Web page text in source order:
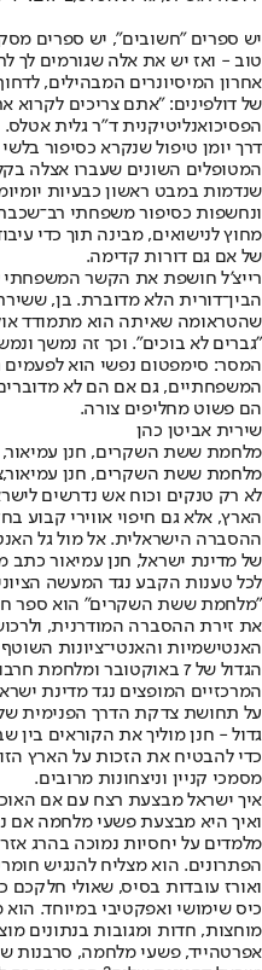
יש ספרים "חשובים", יש ספרים
טוב - ואז יש את אלה שגורמים לך
אחרון המיסיונרים המבהילים,
של דולפינים: "אתם צריכים לקרוא
הפסיכואנליטיקנית ד"ר גלית אטלס.
דרך יומן טיפול שנקרא כסיפור
המטופלים השונים שעברו אצלה
שנדמות במבט ראשון כבעיות
ונחשפות כסיפור משפחתי
מחוץ לנישואים, מבינה תוך כדי
של אם גם דורות קדימה.
רייצ'ל חושפת את הקשר
הבין־דורית הלא מדוברת. בן,
שהטראומה שאיתה הוא מתמודד
"גברים לא בוכים". וכך זה נמשך
המסר: סימפטום נפשי הוא לפעמים
המשפחתיים, גם אם הם לא
הם פשוט מחליפים צורה.
שירית אביטן כהן
מלחמת ששת השקרים, חנן
מלחמת ששת השקרים, חנן
לא רק טנקים וכוח אש נדרשים
הארץ, אלא גם חיפוי אווירי קבוע
ההסברה הישראלית. אל מול גל
של מדינת ישראל, חנן עמיאור כתב
לכל טענות הקבע נגד המעשה
"מלחמת ששת השקרים" הוא ספר
את זירת ההסברה המודרנית,
האנטישמיות והאנטי־ציונות
הגדול של 7 באוקטובר
המרכזיים המופצים נגד מדינת
על תחושת צדקת הדרך הפנימית
גדול - חנן מוליך את הקוראים בין
כדי להבטיח את הזכות על הארץ
מסמכי קניין וניצחונות מרובים.
איך ישראל מבצעת רצח עם אם
ואיך היא מבצעת פשעי מלחמה אם
מלמדים על יחסיות נמוכה בהרג
הפתרונים. הוא מצליח להנגיש
ואורז עובדות בסיס, שאולי
כיס שימושי ואפקטיבי במיוחד.
מוחצות, חדות ומגובות בנתונים
אפרטהייד, פשעי מלחמה, סרבנות